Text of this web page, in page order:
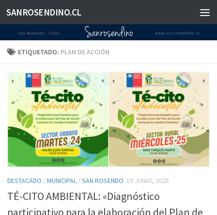
Saltar al contenido
SANROSENDINO.CL
ETIQUETADO: PLAN DE ACCIÓN
DESTACADO /MUNICIPAL /SAN ROSENDO 19 JUNIO, 2025
TÉ-CITO AMBIENTAL: «Diagnóstico
participativo para la elaboración del Plan de